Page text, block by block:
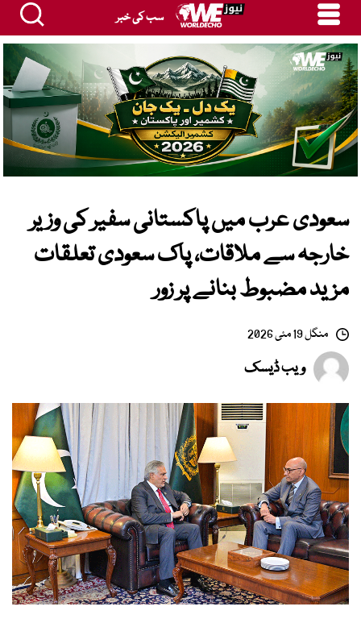
سب کی خبر
سعودی عرب میں پاکستانی سفیر کی وزیر
خارجہ سے ملاقات، پاک سعودی تعلقات
مزید مضبوط بنانے پر زور
منگل 19 مئی 2026
ویب ڈیسک